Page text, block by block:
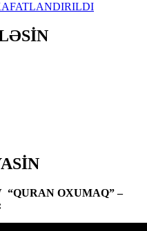
OXUMAQ” –